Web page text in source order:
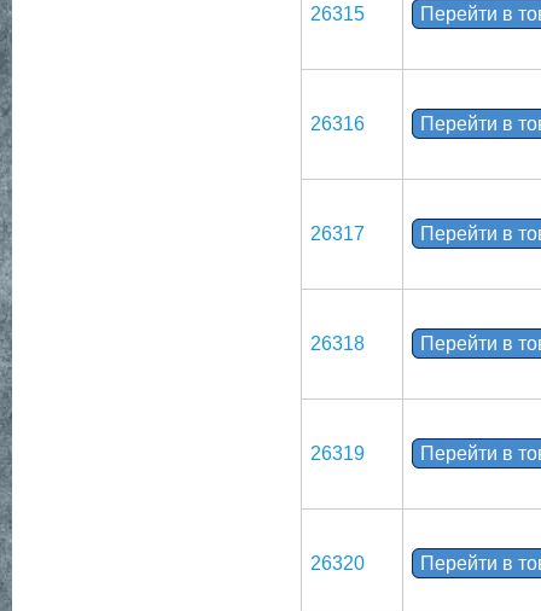
26315 Перейти в
26316 Перейти в
26317 Перейти в
26318 Перейти в
26319 Перейти в
26320 Перейти в